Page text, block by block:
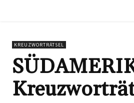
KREUZWORTRÄTSEL